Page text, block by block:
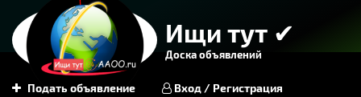
Ищи тут ✔
Доска объявлений
Подать объявление Вход / Регистрация